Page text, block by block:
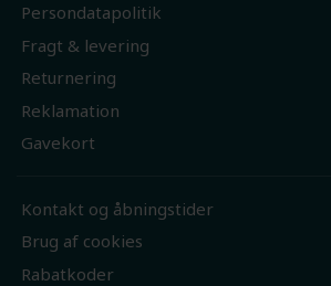
Persondatapolitik
Fragt & levering
Returnering
Reklamation
Gavekort
Kontakt og åbningstider
Brug af cookies
Rabatkoder